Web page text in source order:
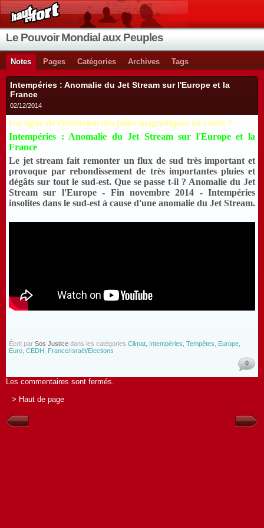
Le Pouvoir Mondial aux Peuples
Notes Pages Catégories Archives Tags
Intempéries : Anomalie du Jet Stream sur l'Europe et la
France
02/12/2014
Un signe de l'inversion des pôles magnétiques en cours ?
Intempéries : Anomalie du Jet Stream sur l'Europe et la
France
Le jet stream fait remonter un flux de sud très important et
provoque par rebondissement de très importantes pluies et
dégâts sur tout le sud-est. Que se passe t-il ? Anomalie du Jet
Stream sur l'Europe - Fin novembre 2014 - Intempéries
insolites dans le sud-est à cause d'une anomalie du Jet Stream.
Écrit par Sos Justice dans les catégories Climat, Intempéries, Tempêtes
Europe,
Euro, CEDH
France/Israël/Elections
0
Les commentaires sont fermés.
> Haut de page